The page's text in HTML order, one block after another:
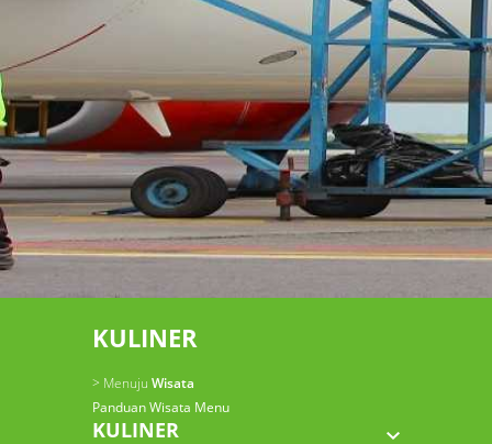
KULINER
> Menuju Wisata
Panduan Wisata Menu
KULINER